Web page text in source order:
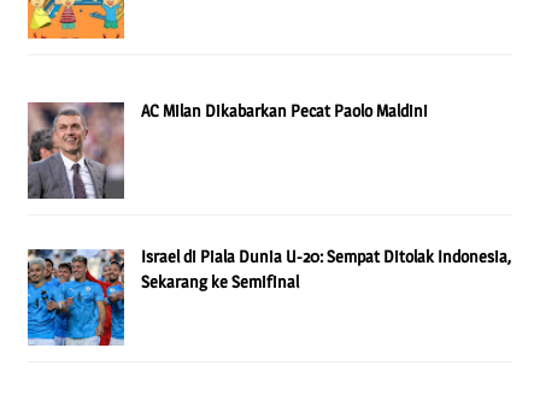
AC Milan Dikabarkan Pecat Paolo Maldini
Israel di Piala Dunia U-20: Sempat Ditolak Indonesia,
Sekarang ke Semifinal